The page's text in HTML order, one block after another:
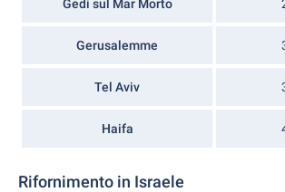
Gedi sul Mar Morto
Gerusalemme
Tel Aviv
Haifa
Rifornimento in Israele